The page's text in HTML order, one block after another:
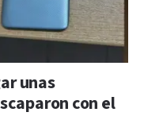
unas
con el